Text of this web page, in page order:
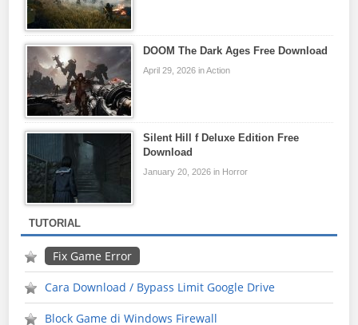
DOOM The Dark Ages Free Download
April 29, 2026 in Action
Silent Hill f Deluxe Edition Free
Download
January 20, 2026 in Horror
TUTORIAL
Fix Game Error
Cara Download / Bypass Limit Google Drive
Block Game di Windows Firewall